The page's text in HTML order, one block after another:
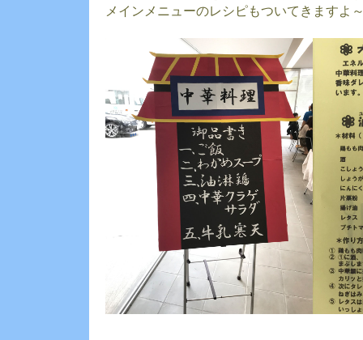
メインメニューのレシピもついてきますよ